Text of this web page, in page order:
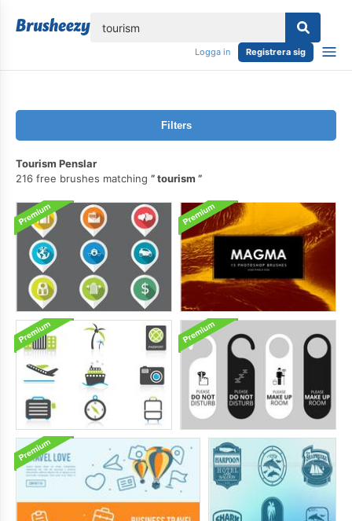
Logga in Registrera sig
Filters
Tourism Penslar
216 free brushes matching
tourism